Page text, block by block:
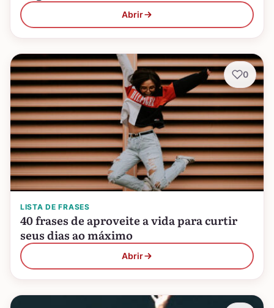
Abrir
LISTA DE FRASES
40 frases de aproveite a vida para curtir
seus dias ao máximo
Abrir
0